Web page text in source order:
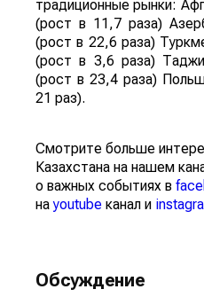
традиционные рынки:
(рост в 11,7 раза)
(рост в 22,6 раза)
(рост в 3,6 раза)
(рост в 23,4 раза)
21 раз).
Смотрите больше
Казахстана на нашем
о важных событиях в
наyoutube канал и
Обсуждение